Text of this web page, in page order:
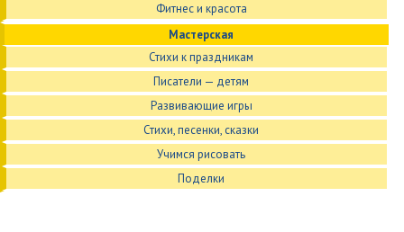
Фитнес и красота
Мастерская
Стихи к праздникам
Писатели — детям
Развивающие игры
Стихи, песенки, сказки
Учимся рисовать
Поделки